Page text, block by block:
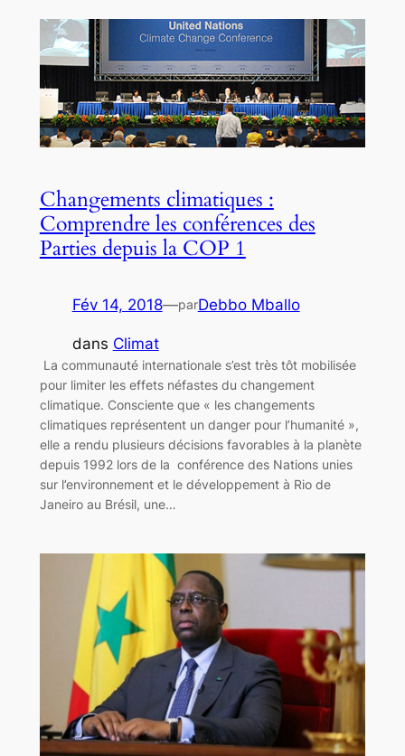
Changements climatiques :
Comprendre les conférences des
Parties depuis la COP 1
Fév 14, 2018—parDebbo Mballo
dans Climat
La communauté internationale s’est très tôt mobilisée
pour limiter les effets néfastes du changement
climatique. Consciente que « les changements
climatiques représentent un danger pour l’humanité »,
elle a rendu plusieurs décisions favorables à la planète
depuis 1992 lors de la conférence des Nations unies
sur l’environnement et le développement à Rio de
Janeiro au Brésil, une…